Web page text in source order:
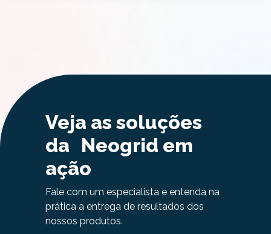
Veja as soluções
da Neogrid em
ação
Fale com um especialista e entenda na
prática a entrega de resultados dos
nossos produtos.